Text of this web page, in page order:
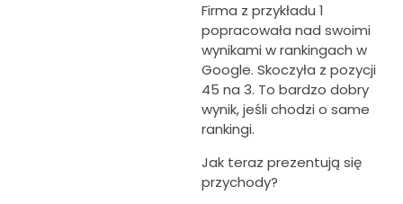
Firma z przykładu 1
popracowała nad swoimi
wynikami w rankingach w
Google. Skoczyła z pozycji
45 na 3. To bardzo dobry
wynik, jeśli chodzi o same
rankingi.
Jak teraz prezentują się
przychody?